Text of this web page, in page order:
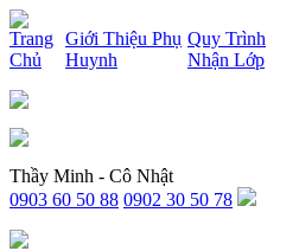
x
Trang
Chủ
Giới Thiệu Phụ
Huynh
Quy Trình
Nhận Lớp
Thầy Minh - Cô Nhật
0903 60 50 88 0902 30 50 78